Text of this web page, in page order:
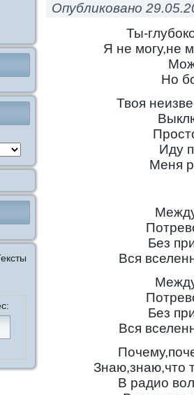
Опубликовано
Ты-
Я не могу,не
Но
Твоя
Иду
Меня
Без
Вся
Без
Вся
Знаю,знаю,что
В радио